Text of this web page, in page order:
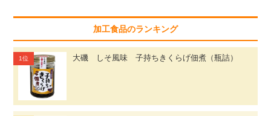
加工食品のランキング
大磯 しそ風味 子持ちきくらげ佃煮（瓶詰）